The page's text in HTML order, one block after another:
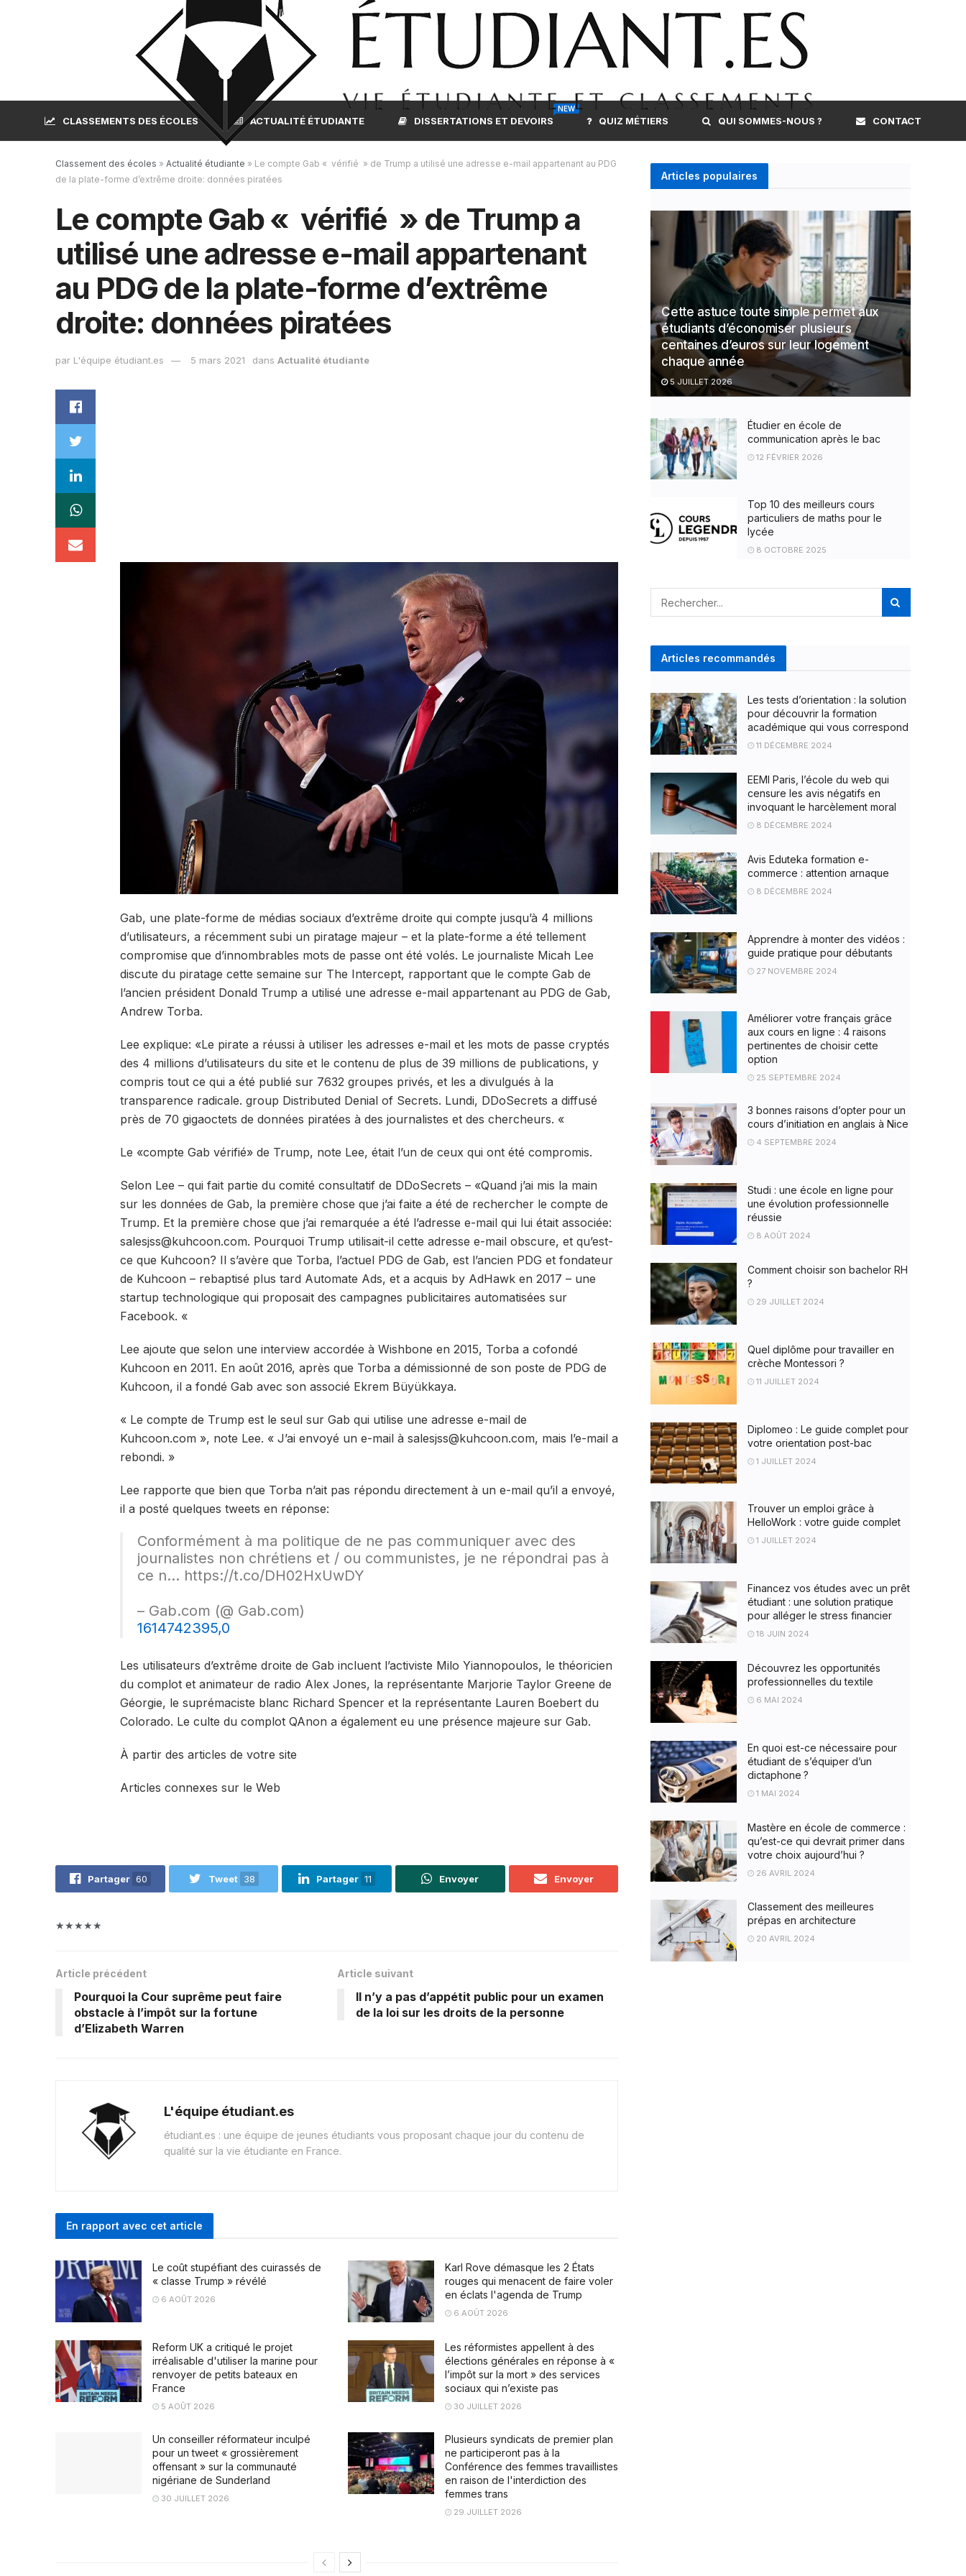
CLASSEMENTS DES ÉCOLES ACTUALITÉ ÉTUDIANTE DISSERTATIONS ET DEVOIRS
NEW
QUIZ MÉTIERS QUI SOMMES-NOUS ? CONTACT
Classement des écoles » Actualité étudiante » Le compte Gab « vérifié » de Trump a utilisé une adresse e-mail appartenant au PDG
de la plate-forme d’extrême droite: données piratées
Le compte Gab « vérifié » de Trump a
utilisé une adresse e-mail appartenant
au PDG de la plate-forme d’extrême
droite: données piratées
par L'équipe étudiant.es 5 mars 2021 dans Actualité étudiante
Gab, une plate-forme de médias sociaux d’extrême droite qui compte jusqu’à 4 millions
d’utilisateurs, a récemment subi un piratage majeur – et la plate-forme a été tellement
compromise que d’innombrables mots de passe ont été volés. Le journaliste Micah Lee
discute du piratage cette semaine sur The Intercept, rapportant que le compte Gab de
l’ancien président Donald Trump a utilisé une adresse e-mail appartenant au PDG de Gab,
Andrew Torba.
Lee explique: «Le pirate a réussi à utiliser les adresses e-mail et les mots de passe cryptés
des 4 millions d’utilisateurs du site et le contenu de plus de 39 millions de publications, y
compris tout ce qui a été publié sur 7632 groupes privés, et les a divulgués à la
transparence radicale. group Distributed Denial of Secrets. Lundi, DDoSecrets a diffusé
près de 70 gigaoctets de données piratées à des journalistes et des chercheurs. «
Le «compte Gab vérifié» de Trump, note Lee, était l’un de ceux qui ont été compromis.
Selon Lee – qui fait partie du comité consultatif de DDoSecrets – «Quand j’ai mis la main
sur les données de Gab, la première chose que j’ai faite a été de rechercher le compte de
Trump. Et la première chose que j’ai remarquée a été l’adresse e-mail qui lui était associée:
salesjss@kuhcoon.com. Pourquoi Trump utilisait-il cette adresse e-mail obscure, et qu’est-
ce que Kuhcoon? Il s’avère que Torba, l’actuel PDG de Gab, est l’ancien PDG et fondateur
de Kuhcoon – rebaptisé plus tard Automate Ads, et a acquis by AdHawk en 2017 – une
startup technologique qui proposait des campagnes publicitaires automatisées sur
Facebook. «
Lee ajoute que selon une interview accordée à Wishbone en 2015, Torba a cofondé
Kuhcoon en 2011. En août 2016, après que Torba a démissionné de son poste de PDG de
Kuhcoon, il a fondé Gab avec son associé Ekrem Büyükkaya.
« Le compte de Trump est le seul sur Gab qui utilise une adresse e-mail de
Kuhcoon.com », note Lee. « J’ai envoyé un e-mail à salesjss@kuhcoon.com, mais l’e-mail a
rebondi. »
Lee rapporte que bien que Torba n’ait pas répondu directement à un e-mail qu’il a envoyé,
il a posté quelques tweets en réponse:
Conformément à ma politique de ne pas communiquer avec des
journalistes non chrétiens et / ou communistes, je ne répondrai pas à
ce n… https://t.co/DH02HxUwDY
– Gab.com (@ Gab.com)
1614742395,0
Les utilisateurs d’extrême droite de Gab incluent l’activiste Milo Yiannopoulos, le théoricien
du complot et animateur de radio Alex Jones, la représentante Marjorie Taylor Greene de
Géorgie, le suprémaciste blanc Richard Spencer et la représentante Lauren Boebert du
Colorado. Le culte du complot QAnon a également eu une présence majeure sur Gab.
À partir des articles de votre site
Articles connexes sur le Web
Partager 60 Tweet 38 Partager 11 Envoyer Envoyer
★★★★★
Article précédent
Pourquoi la Cour suprême peut faire
obstacle à l’impôt sur la fortune
d’Elizabeth Warren
Article suivant
Il n’y a pas d’appétit public pour un examen
de la loi sur les droits de la personne
L'équipe étudiant.es
étudiant.es : une équipe de jeunes étudiants vous proposant chaque jour du contenu de
qualité sur la vie étudiante en France.
En rapport avec cet article
Le coût stupéfiant des cuirassés de
« classe Trump » révélé
6 AOÛT 2026
Karl Rove démasque les 2 États
rouges qui menacent de faire voler
en éclats l'agenda de Trump
6 AOÛT 2026
Reform UK a critiqué le projet
irréalisable d'utiliser la marine pour
renvoyer de petits bateaux en
France
5 AOÛT 2026
Les réformistes appellent à des
élections générales en réponse à «
l’impôt sur la mort » des services
sociaux qui n’existe pas
30 JUILLET 2026
Un conseiller réformateur inculpé
pour un tweet « grossièrement
offensant » sur la communauté
nigériane de Sunderland
30 JUILLET 2026
Plusieurs syndicats de premier plan
ne participeront pas à la
Conférence des femmes travaillistes
en raison de l'interdiction des
femmes trans
29 JUILLET 2026
Articles populaires
Cette astuce toute simple permet aux
étudiants d’économiser plusieurs
centaines d’euros sur leur logement
chaque année
5 JUILLET 2026
Étudier en école de
communication après le bac
12 FÉVRIER 2026
Top 10 des meilleurs cours
particuliers de maths pour le
lycée
8 OCTOBRE 2025
Articles recommandés
Les tests d’orientation : la solution
pour découvrir la formation
académique qui vous correspond
11 DÉCEMBRE 2024
EEMI Paris, l’école du web qui
censure les avis négatifs en
invoquant le harcèlement moral
8 DÉCEMBRE 2024
Avis Eduteka formation e-
commerce : attention arnaque
8 DÉCEMBRE 2024
Apprendre à monter des vidéos :
guide pratique pour débutants
27 NOVEMBRE 2024
Améliorer votre français grâce
aux cours en ligne : 4 raisons
pertinentes de choisir cette
option
25 SEPTEMBRE 2024
3 bonnes raisons d’opter pour un
cours d’initiation en anglais à Nice
4 SEPTEMBRE 2024
Studi : une école en ligne pour
une évolution professionnelle
réussie
8 AOÛT 2024
Comment choisir son bachelor RH
?
29 JUILLET 2024
Quel diplôme pour travailler en
crèche Montessori ?
11 JUILLET 2024
Diplomeo : Le guide complet pour
votre orientation post-bac
1 JUILLET 2024
Trouver un emploi grâce à
HelloWork : votre guide complet
1 JUILLET 2024
Financez vos études avec un prêt
étudiant : une solution pratique
pour alléger le stress financier
18 JUIN 2024
Découvrez les opportunités
professionnelles du textile
6 MAI 2024
En quoi est-ce nécessaire pour
étudiant de s’équiper d’un
dictaphone ?
1 MAI 2024
Mastère en école de commerce :
qu’est-ce qui devrait primer dans
votre choix aujourd’hui ?
26 AVRIL 2024
Classement des meilleures
prépas en architecture
20 AVRIL 2024